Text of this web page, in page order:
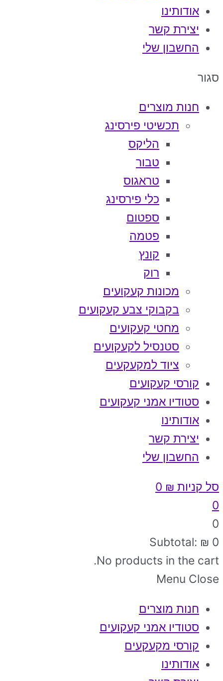
אודותינו
יצירת קשר
החשבון שלי
סגור
חנות מוצרים
תכשיטי פירסינג
הליקס
טבור
טראגוס
כלי פירסינג
ספטום
פטמה
קונץ
רוק
מכונות קעקועים
בקבוקי צבע קעקועים
מחטי קעקועים
סטנסיל לקעקועים
ציוד למקעקעים
קורסי קעקועים
סטודיו אמני קעקועים
אודותינו
יצירת קשר
החשבון שלי
סל קניות ₪
0
0
Subtotal: ₪ 0
No products in the cart.
Menu Close
חנות מוצרים
סטודיו אמני קעקועים
קורסי מקעקעים
אודותינו